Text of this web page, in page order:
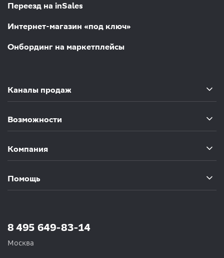
Переезд на inSales
Интернет-магазин «под ключ»
Онбординг на маркетплейсы
Каналы продаж
Возможности
Компания
Помощь
8 495 649-83-14
Москва